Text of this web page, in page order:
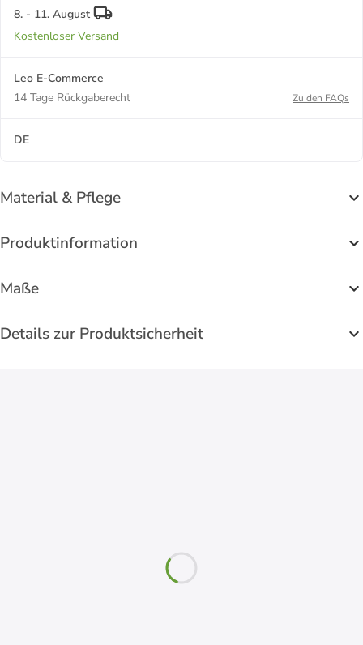
8. - 11. August
Kostenloser Versand
Leo E-Commerce
14 Tage Rückgaberecht
Zu den FAQs
DE
Material & Pflege
Produktinformation
Maße
Details zur Produktsicherheit